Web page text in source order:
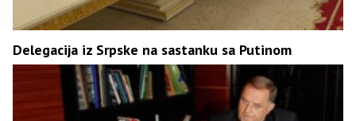
Delegacija iz Srpske na sastanku sa Putinom